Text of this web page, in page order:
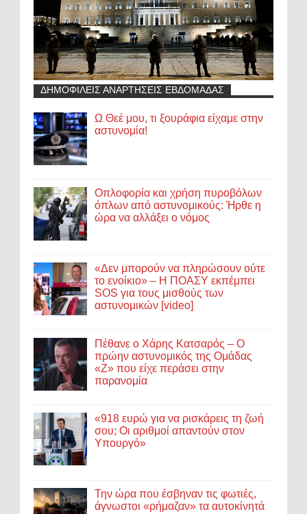
ΔΗΜΟΦΙΛΕΙΣ ΑΝΑΡΤΗΣΕΙΣ ΕΒΔΟΜΑΔΑΣ
Ω Θεέ μου, τι ξουράφια είχαμε στην
αστυνομία!
Οπλοφορία και χρήση πυροβόλων
όπλων από αστυνομικούς: Ήρθε η
ώρα να αλλάξει ο νόμος
«Δεν μπορούν να πληρώσουν ούτε
το ενοίκιο» – Η ΠΟΑΣΥ εκπέμπει
SOS για τους μισθούς των
αστυνομικών [video]
Πέθανε ο Χάρης Κατσαρός – Ο
πρώην αστυνομικός της Ομάδας
«Ζ» που είχε περάσει στην
παρανομία
«918 ευρώ για να ρισκάρεις τη ζωή
σου; Οι αριθμοί απαντούν στον
Υπουργό»
Την ώρα που έσβηναν τις φωτιές,
άγνωστοι «ρήμαζαν» τα αυτοκίνητά